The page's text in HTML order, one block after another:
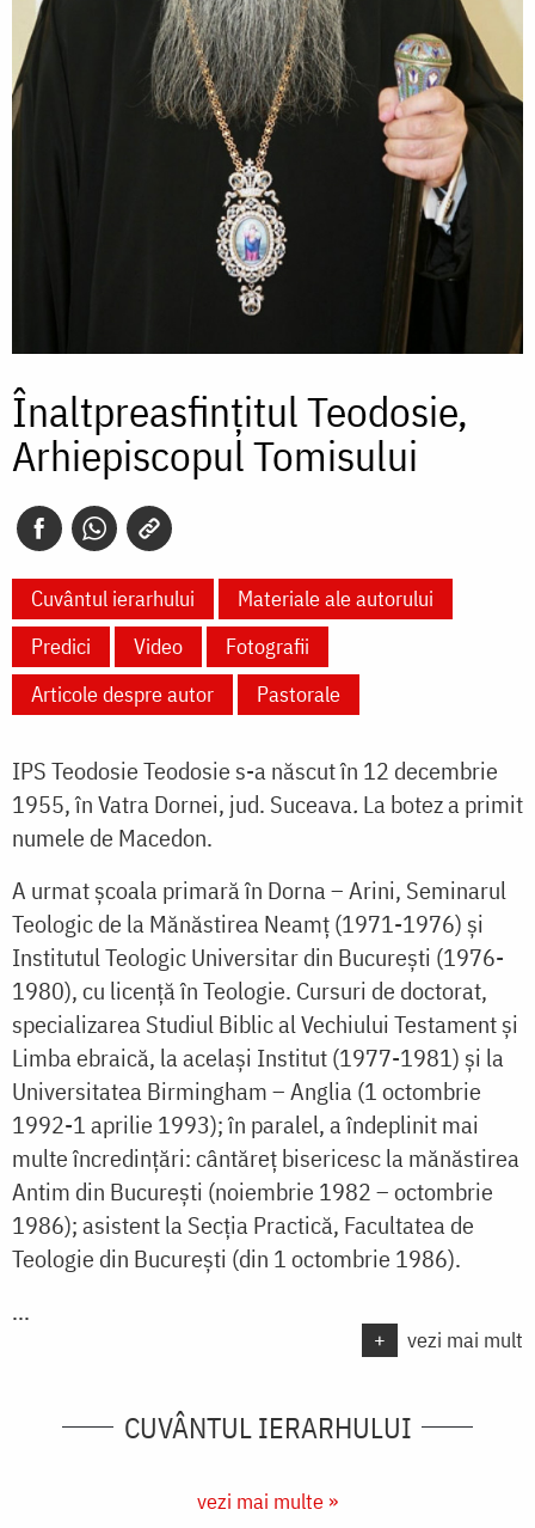
Înaltpreasfințitul Teodosie,
Arhiepiscopul Tomisului
Cuvântul ierarhului
Materiale ale autorului
Predici
Video
Fotografii
Articole despre autor
Pastorale
IPS Teodosie Teodosie s-a născut în 12 decembrie
1955, în Vatra Dornei, jud. Suceava. La botez a primit
numele de Macedon.
A urmat şcoala pri­mară în Dorna – Arini, Seminarul
Teologic de la Mănăstirea Neamţ (1971-1976) şi
Institutul Teologic Universitar din Bucu­reşti (1976-
1980), cu licenţă în Teologie. Cursuri de doctorat,
specializarea Studiul Biblic al Vechiului Testament şi
Limba ebraică, la acelaşi Institut (1977-1981) şi la
Universitatea Birmingham – Anglia (1 octombrie
1992-1 aprilie 1993); în para­lel, a îndeplinit mai
multe încredinţări: cântăreţ bisericesc la mănăstirea
Antim din Bucureşti (noiembrie 1982 – octombrie
1986); asistent la Secţia Practică, Facultatea de
Teologie din Bucureşti (din 1 octombrie 1986).
...
+ vezi mai mult
CUVÂNTUL IERARHULUI
vezi mai multe »